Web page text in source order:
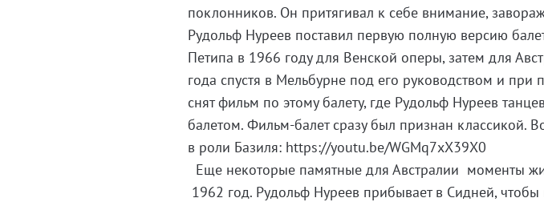
поклонников. Он притягивал к себе внимание,
Рудольф Нуреев поставил первую полную версию
Петипа в 1966 году для Венской оперы, затем для
года спустя в Мельбурне под его руководством и
снят фильм по этому балету, где Рудольф Нуреев
балетом. Фильм-балет сразу был признан классикой.
в роли Базиля: https://youtu.be/WGMq7xX39X0
Еще некоторые памятные для Австралии моменты
1962 год. Рудольф Нуреев прибывает в Сидней, чтобы